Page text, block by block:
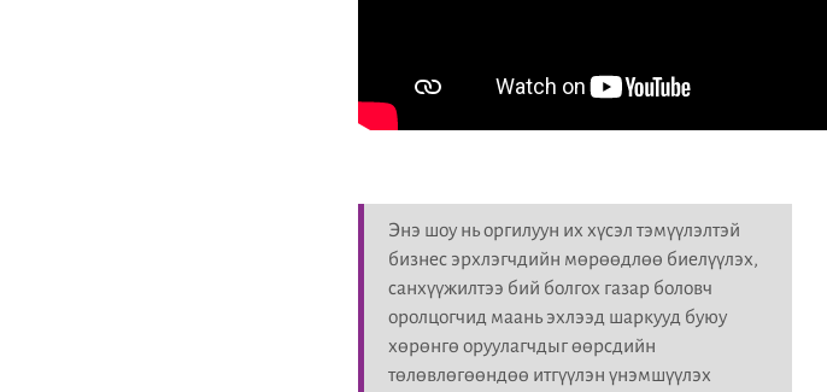
Энэ шоу нь оргилуун их хүсэл тэмүүлэлтэй
бизнес эрхлэгчдийн мөрөөдлөө биелүүлэх,
санхүүжилтээ бий болгох газар боловч
оролцогчид маань эхлээд шаркууд буюу
хөрөнгө оруулагчдыг өөрсдийн
төлөвлөгөөндөө итгүүлэн үнэмшүүлэх